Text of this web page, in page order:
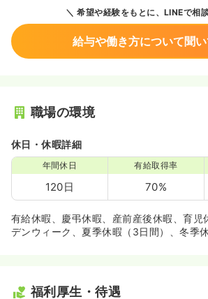
希望や経験をもとに、LINEで相
給与や働き方について聞
職場の環境
休日・休暇詳細
年間休日
120日
有給取得率
70%
有給休暇、慶弔休暇、産前産後休暇、育児
デンウィーク、夏季休暇（3日間）、冬季
福利厚生・待遇